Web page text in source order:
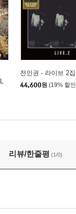
전인권 - 라이브 2
44,600원 (19% 할
탄 게츠 & 루이즈
리뷰/한줄평 (1/0)